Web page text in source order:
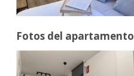
Fotos del apartamento